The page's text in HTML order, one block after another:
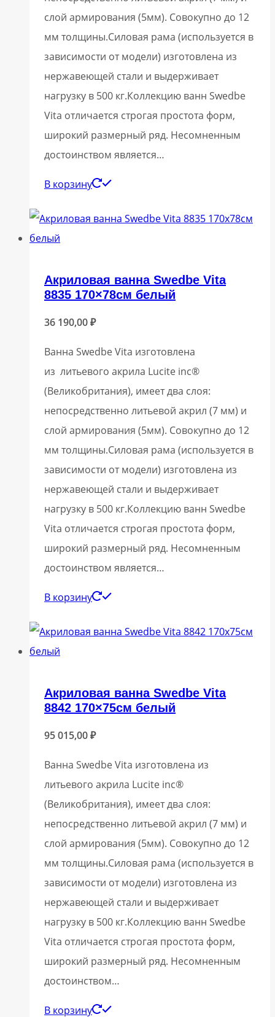
слой армирования (5мм). Совокупно до 12
мм толщины.Силовая рама (используется в
зависимости от модели) изготовлена из
нержавеющей стали и выдерживает
нагрузку в 500 кг.Коллекцию ванн Swedbe
Vita отличается строгая простота форм,
широкий размерный ряд. Несомненным
достоинством является…
В корзину
Акриловая ванна Swedbe Vita
8835 170×78см белый
36 190,00₽
Ванна Swedbe Vita изготовлена
из литьевого акрила Lucite inc®
(Великобритания), имеет два слоя:
непосредственно литьевой акрил (7 мм) и
слой армирования (5мм). Совокупно до 12
мм толщины.Силовая рама (используется в
зависимости от модели) изготовлена из
нержавеющей стали и выдерживает
нагрузку в 500 кг.Коллекцию ванн Swedbe
Vita отличается строгая простота форм,
широкий размерный ряд. Несомненным
достоинством является…
В корзину
Акриловая ванна Swedbe Vita
8842 170×75см белый
95 015,00₽
Ванна Swedbe Vita изготовлена из
литьевого акрила Lucite inc®
(Великобритания), имеет два слоя:
непосредственно литьевой акрил (7 мм) и
слой армирования (5мм). Совокупно до 12
мм толщины.Силовая рама (используется в
зависимости от модели) изготовлена из
нержавеющей стали и выдерживает
нагрузку в 500 кг.Коллекцию ванн Swedbe
Vita отличается строгая простота форм,
широкий размерный ряд. Несомненным
достоинством…
В корзину